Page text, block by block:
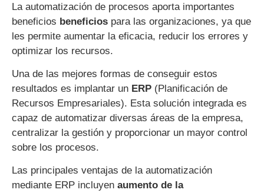
La automatización de procesos aporta importantes
beneficios beneficios para las organizaciones, ya que
les permite aumentar la eficacia, reducir los errores y
optimizar los recursos.
Una de las mejores formas de conseguir estos
resultados es implantar un ERP (Planificación de
Recursos Empresariales). Esta solución integrada es
capaz de automatizar diversas áreas de la empresa,
centralizar la gestión y proporcionar un mayor control
sobre los procesos.
Las principales ventajas de la automatización
mediante ERP incluyen aumento de la